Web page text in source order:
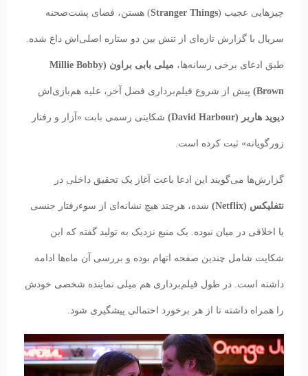
چیزهایی عجیب (Stranger Things) هستن، فضای پشت‌صحنه
سریال با گزارش تازه‌ای از تنش بین دو ستاره اصلی‌اش داغ شده.
طبق ادعای برخی رسانه‌ها، میلی بابی براون (Millie Bobby
Brown) پیش از شروع فیلم‌برداری فصل آخر، علیه هم‌بازی‌اش
دیوید هاربر (David Harbour) شکایتی رسمی بابت «آزار و رفتار
زورگویانه» ثبت کرده است.
گزارش‌ها می‌گویند این ادعا باعث آغاز یک تحقیق داخلی در
نتفلیکس (Netflix) شده، هرچند هیچ نشانه‌ای از سوءرفتار جنسی
یا اخلاقی در میان نبوده. یک منبع نزدیک به تولید گفته که این
شکایت شامل چندین صفحه اتهام بوده و بررسی آن ماه‌ها ادامه
داشته است. در طول فیلم‌برداری هم میلی نماینده شخصی خودش
را همراه داشته تا از هر برخورد احتمالی پیشگیری شود.